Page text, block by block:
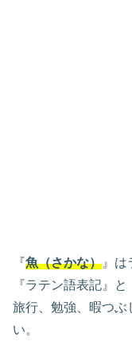
『魚（さかな） 』
『ラテン語表記』
旅行、勉強、暇つぶ
い。